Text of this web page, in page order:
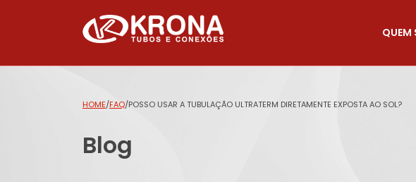
QUEM
HOME/FAQ/POSSO USAR A TUBULAÇÃO ULTRATERM DIRETAMENTE EXPOSTA AO SOL?
Blog